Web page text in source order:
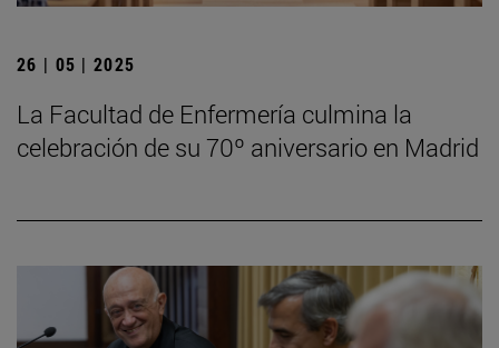
26 | 05 | 2025
La Facultad de Enfermería culmina la
celebración de su 70º aniversario en Madrid